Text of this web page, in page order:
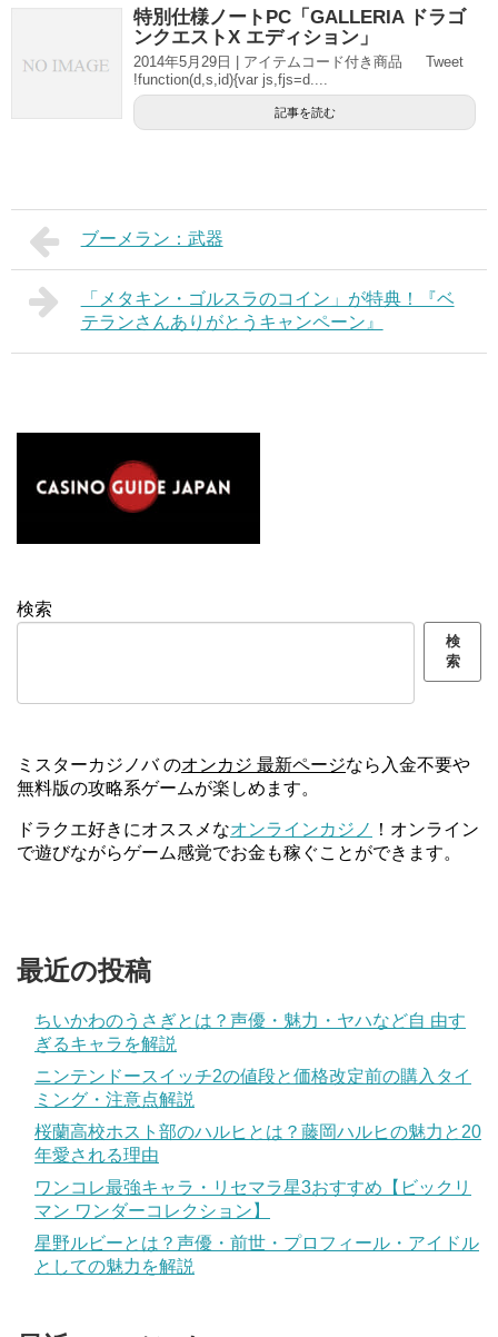
特別仕様ノートPC「GALLERIA ドラゴ
ンクエストX エディション」
2014年5月29日 | アイテムコード付き商品 Tweet
!function(d,s,id){var js,fjs=d....
記事を読む
ブーメラン：武器
「メタキン・ゴルスラのコイン」が特典！『ベ
テランさんありがとうキャンペーン』
検索
検
索
ミスターカジノバ のオンカジ 最新ページなら入金不要や
無料版の攻略系ゲームが楽しめます。
ドラクエ好きにオススメなオンラインカジノ ！オンライン
で遊びながらゲーム感覚でお金も稼ぐことができます。
最近の投稿
ちいかわのうさぎとは？声優・魅力・ヤハなど自 由す
ぎるキャラを解説
ニンテンドースイッチ2の値段と価格改定前の購入タイ
ミング・注意点解説
桜蘭高校ホスト部のハルヒとは？藤岡ハルヒの魅力と20
年愛される理由
ワンコレ最強キャラ・リセマラ星3おすすめ【ビックリ
マン ワンダーコレクション】
星野ルビーとは？声優・前世・プロフィール・アイドル
としての魅力を解説